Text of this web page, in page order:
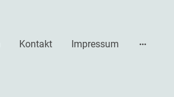
Kontakt Impressum